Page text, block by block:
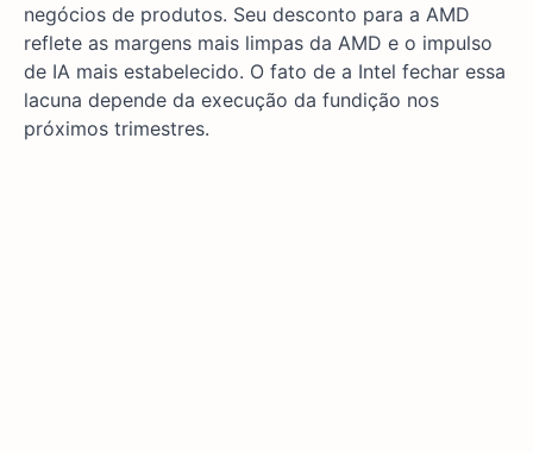
negócios de produtos. Seu desconto para a AMD
reflete as margens mais limpas da AMD e o impulso
de IA mais estabelecido. O fato de a Intel fechar essa
lacuna depende da execução da fundição nos
próximos trimestres.